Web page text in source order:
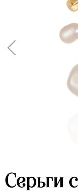
Серьги